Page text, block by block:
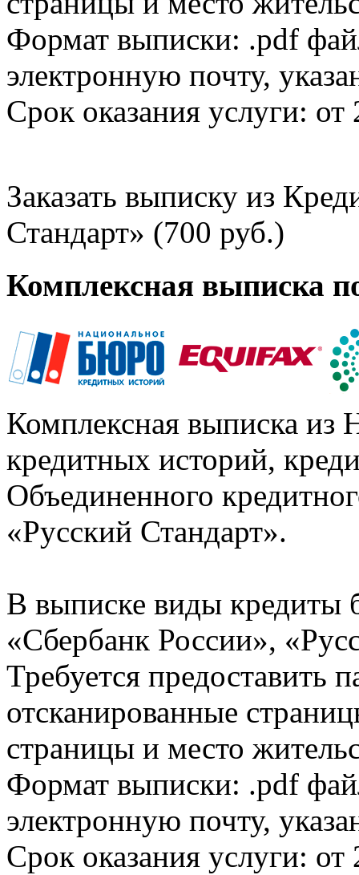
Формат выписки: .pdf
электронную почту,
Срок оказания услуги: от
Заказать выписку из
Стандарт» (700 руб.)
Комплексная выписка
Комплексная выписка из
кредитных историй,
Объединенного
«Русский Стандарт».
В выписке виды кредиты
«Сбербанк России»,
Требуется предоставить
отсканированные
страницы и место
Формат выписки: .pdf
электронную почту,
Срок оказания услуги: от